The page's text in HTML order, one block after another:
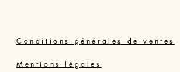
Conditions générales de ventes
Mentions légales